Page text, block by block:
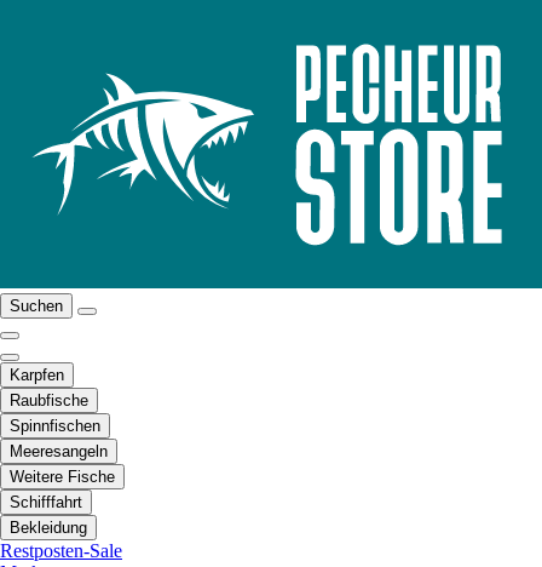
Suchen
Karpfen
Raubfische
Spinnfischen
Meeresangeln
Weitere Fische
Schifffahrt
Bekleidung
Restposten-Sale